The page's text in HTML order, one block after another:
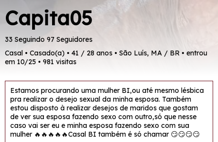
Capita05
33 Seguindo 97 Seguidores
Casal • Casado(a) • 41 / 28 anos • São Luís, MA / BR • entrou
em 10/25 • 981 visitas
Estamos procurando uma mulher BI,ou até mesmo lésbica
pra realizar o desejo sexual da minha esposa. Também
estou disposto à realizar desejos de maridos que gostam
de ver sua esposa fazendo sexo com outro,só que nesse
caso vai ser eu e minha esposa fazendo sexo com sua
mulher 🔥🔥🔥🔥🔥Casal BI também é só chamar 😏😏😏😏